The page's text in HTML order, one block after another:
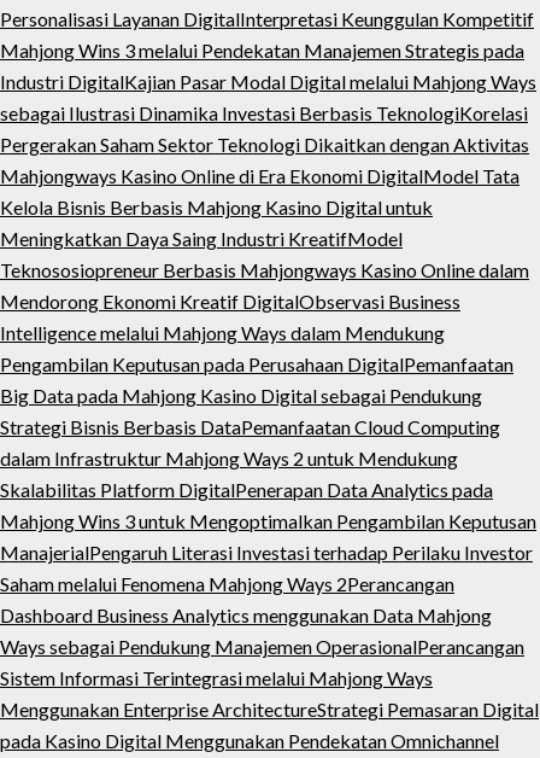
Personalisasi Layanan DigitalInterpretasi Keunggulan Kompetitif
Mahjong Wins 3 melalui Pendekatan Manajemen Strategis pada
Industri DigitalKajian Pasar Modal Digital melalui Mahjong Ways
sebagai Ilustrasi Dinamika Investasi Berbasis TeknologiKorelasi
Pergerakan Saham Sektor Teknologi Dikaitkan dengan Aktivitas
Mahjongways Kasino Online di Era Ekonomi DigitalModel Tata
Kelola Bisnis Berbasis Mahjong Kasino Digital untuk
Meningkatkan Daya Saing Industri KreatifModel
Teknososiopreneur Berbasis Mahjongways Kasino Online dalam
Mendorong Ekonomi Kreatif DigitalObservasi Business
Intelligence melalui Mahjong Ways dalam Mendukung
Pengambilan Keputusan pada Perusahaan DigitalPemanfaatan
Big Data pada Mahjong Kasino Digital sebagai Pendukung
Strategi Bisnis Berbasis DataPemanfaatan Cloud Computing
dalam Infrastruktur Mahjong Ways 2 untuk Mendukung
Skalabilitas Platform DigitalPenerapan Data Analytics pada
Mahjong Wins 3 untuk Mengoptimalkan Pengambilan Keputusan
ManajerialPengaruh Literasi Investasi terhadap Perilaku Investor
Saham melalui Fenomena Mahjong Ways 2Perancangan
Dashboard Business Analytics menggunakan Data Mahjong
Ways sebagai Pendukung Manajemen OperasionalPerancangan
Sistem Informasi Terintegrasi melalui Mahjong Ways
Menggunakan Enterprise ArchitectureStrategi Pemasaran Digital
pada Kasino Digital Menggunakan Pendekatan Omnichannel